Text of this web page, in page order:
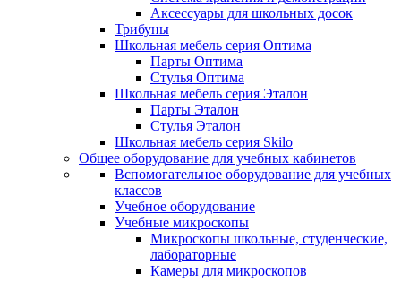
Аксессуары для школьных досок
Трибуны
Школьная мебель серия Оптима
Парты Оптима
Стулья Оптима
Школьная мебель серия Эталон
Парты Эталон
Стулья Эталон
Школьная мебель серия Skilo
Общее оборудование для учебных кабинетов
Вспомогательное оборудование для учебных
классов
Учебное оборудование
Учебные микроскопы
Микроскопы школьные, студенческие,
лабораторные
Камеры для микроскопов